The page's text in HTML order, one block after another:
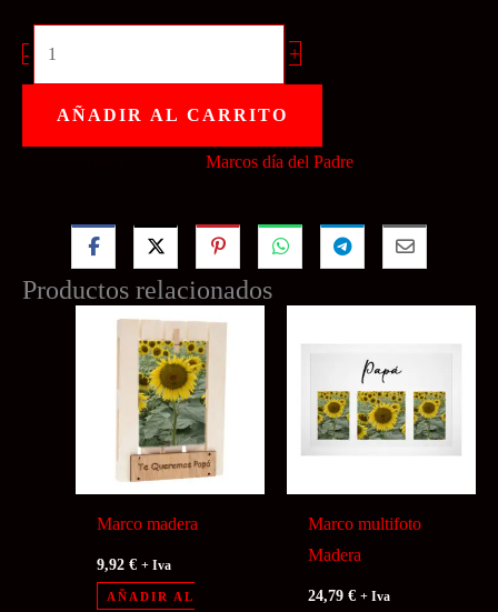
- +
AÑADIR AL CARRITO
Marcos día del Padre
Productos relacionados
Marco madera
9,92€ + Iva
AÑADIR AL
Marco multifoto
Madera
24,79€ + Iva